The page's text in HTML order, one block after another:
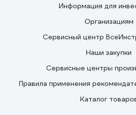
Информация для
Организациям
Сервисный центр
Наши закупки
Сервисные центры
Правила применения
Каталог